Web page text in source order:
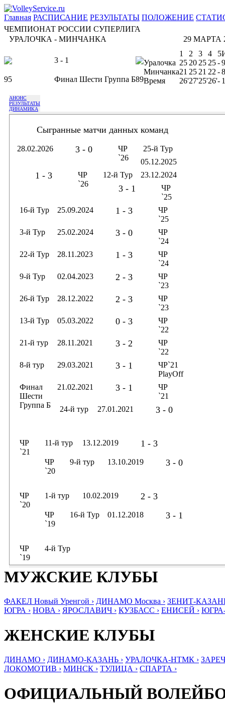
Главная РАСПИСАНИЕ РЕЗУЛЬТАТЫ ПОЛОЖЕНИЕ
ЧЕМПИОНАТ РОССИИ СУПЕРЛИГА
УРАЛОЧКА - МИНЧАНКА
29 МАРТА
3 - 1
95 Финал Шести Группа Б89
1 2 3 4 5
Уралочка 25 20 25 25-
Минчанка21 25 21 22 -
Время
26'27'25'26'-
АНОНС
РЕЗУЛЬТАТЫ
ДИНАМИКА
Сыгранные матчи данных команд
28.02.2026 3 - 0
ЧР
`26
25-й Тур
05.12.2025
1 - 3
ЧР
`26
12-й Тур 23.12.2024
3 - 1
ЧР
`25
16-й Тур
25.09.2024 1 - 3
ЧР
`25
3-й Тур
25.02.2024 3 - 0
ЧР
`24
22-й Тур
28.11.2023 1 - 3
ЧР
`24
9-й Тур
02.04.2023 2 - 3
ЧР
`23
26-й Тур
28.12.2022 2 - 3
ЧР
`23
13-й Тур
05.03.2022 0 - 3
ЧР
`22
21-й тур
28.11.2021 3 - 2
ЧР
`22
8-й тур
29.03.2021 3 - 1
ЧР`21
PlayOff
Финал
Шести
Группа Б
21.02.2021 3 - 1
ЧР
`21
24-й тур
27.01.2021 3 - 0
ЧР
`21
11-й тур 13.12.2019 1 - 3
ЧР
`20
9-й тур 13.10.2019 3 - 0
ЧР
`20
1-й тур 10.02.2019 2 - 3
ЧР
`19
16-й Тур 01.12.2018 3 - 1
ЧР
`19
4-й Тур
МУЖСКИЕ КЛУБЫ
ФАКЕЛ Новый Уренгой › ДИНАМО Москва › ЗЕНИТ-
ЮГРА › НОВА › ЯРОСЛАВИЧ › КУЗБАСС › ЕНИСЕЙ ›
ЖЕНСКИЕ КЛУБЫ
ДИНАМО › ДИНАМО-КАЗАНЬ › УРАЛОЧКА-НТМК ›
ЛОКОМОТИВ › МИНСК › ТУЛИЦА › СПАРТА ›
ОФИЦИАЛЬНЫЙ